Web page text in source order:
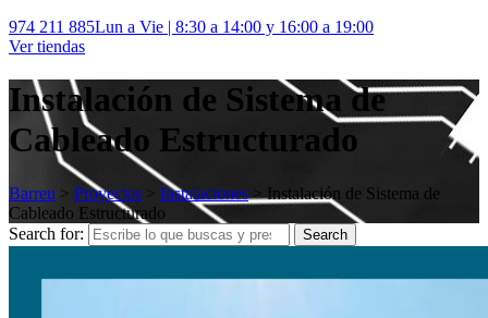
974 211 885Lun a Vie | 8:30 a 14:00 y 16:00 a 19:00
Ver tiendas
Instalación de Sistema de
Cableado Estructurado
Barreu > Proyectos > Instalaciones >Instalación de Sistema de
Cableado Estructurado
Search for:
Search